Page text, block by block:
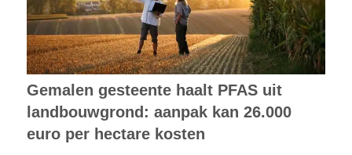
Gemalen gesteente haalt PFAS uit
landbouwgrond: aanpak kan 26.000
euro per hectare kosten